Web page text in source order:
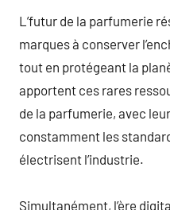
L’futur de la parfumerie
marques à conserver
tout en protégeant la
apportent ces rares
de la parfumerie, avec
constamment les
électrisent l’industrie.
Simultanément, l’ère